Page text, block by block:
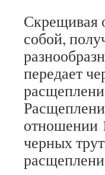
Скрещивая
собой,
передает
отношении
черных